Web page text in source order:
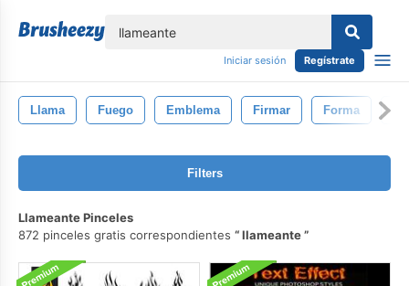
Iniciar sesión Regístrate
Llama Fuego Emblema Firmar Forma
Filters
Llameante Pinceles
872 pinceles gratis correspondientes
llameante